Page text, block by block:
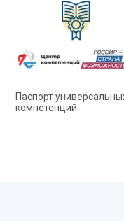
Паспорт
компетенций